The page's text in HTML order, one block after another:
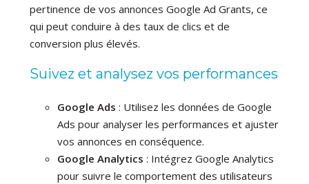
pertinence de vos annonces Google Ad Grants, ce
qui peut conduire à des taux de clics et de
conversion plus élevés.
Suivez et analysez vos performances
Google Ads : Utilisez les données de Google
Ads pour analyser les performances et ajuster
vos annonces en conséquence.
Google Analytics : Intégrez Google Analytics
pour suivre le comportement des utilisateurs